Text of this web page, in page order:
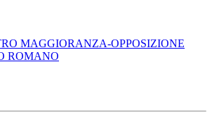
MAGGIORANZA-OPPOSIZIONE
ROMANO